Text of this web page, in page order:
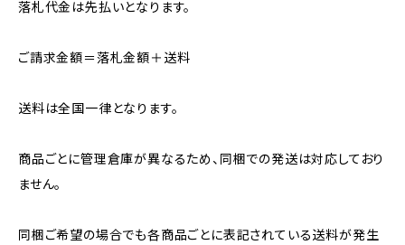
落札代金は先払いとなります。
ご請求金額＝落札金額＋送料
送料は全国一律となります。
商品ごとに管理倉庫が異なるため、同梱での発送は対応しており
ません。
同梱ご希望の場合でも各商品ごとに表記されている送料が発生